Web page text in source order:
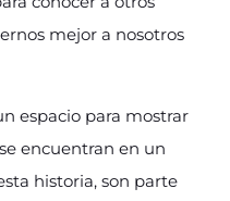
mejor a nosotros
espacio para mostrar
encuentran en un
historia, son parte